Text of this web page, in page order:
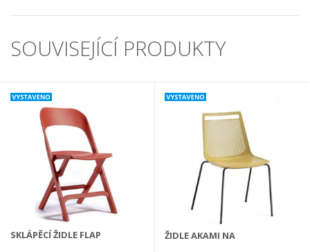
SOUVISEJÍCÍ PRODUKTY
SKLÁPĚCÍ ŽIDLE FLAP ŽIDLE AKAMI NA